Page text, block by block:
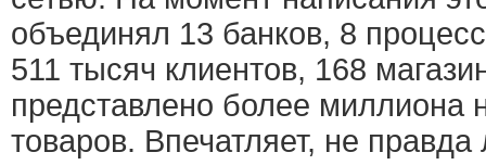
объединял 13 банков, 8
511 тысяч клиентов, 168
представлено более миллиона
товаров. Впечатляет, не